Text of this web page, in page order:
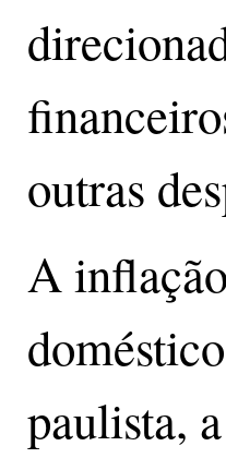
outras
A
paulista,